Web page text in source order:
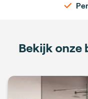
Bekijk onze